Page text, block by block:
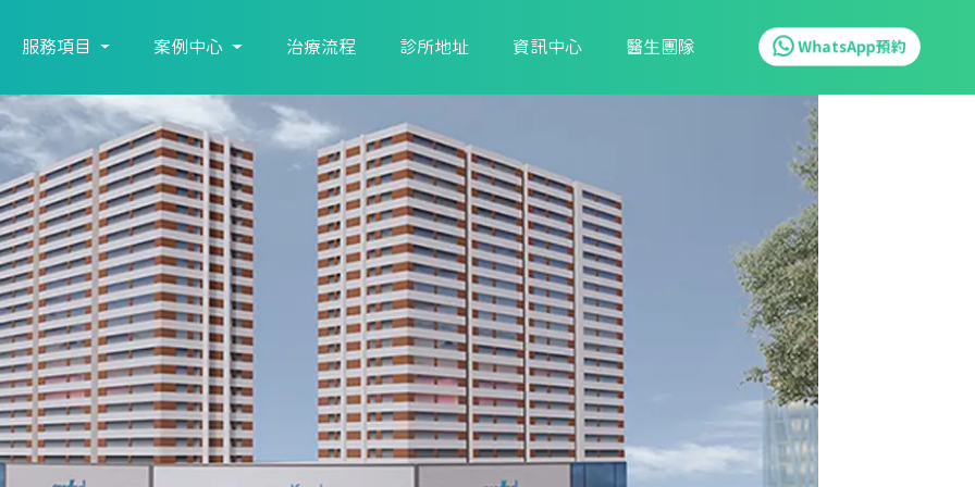
服務項目 案例中心 治療流程 診所地址 資訊中心 醫生團隊 WhatsApp預約